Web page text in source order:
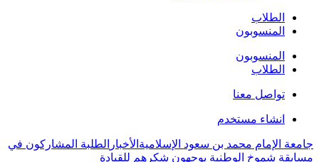
الطلاب
المنسوبون
المنسوبون
الطلاب
تواصل معنا
انشاء مستخدم
جامعة الإمام محمد بن سعود الإسلامية الأخبار الطلبة المشاركون في
مسابقة شموخ الوطنية يوجهون شكرهم للقيادة